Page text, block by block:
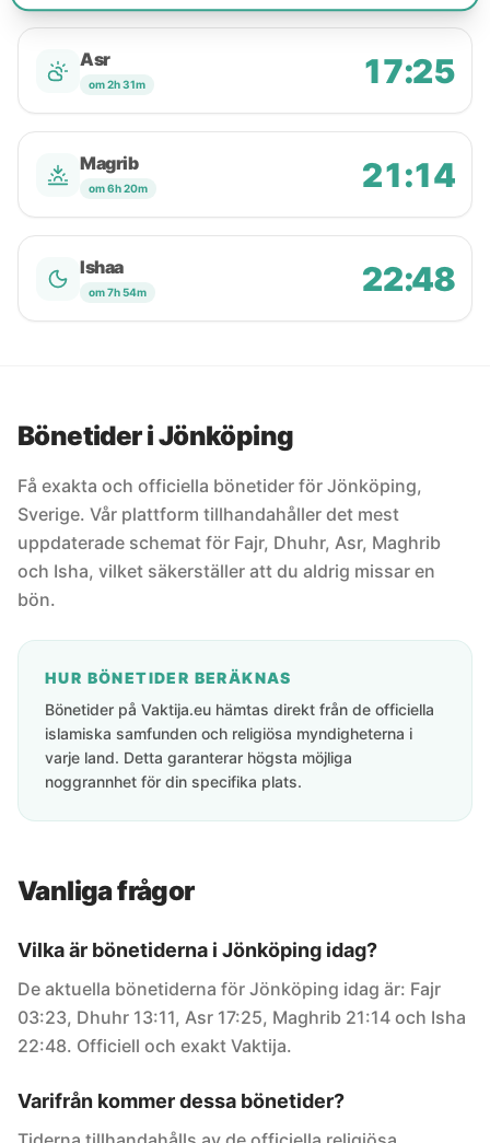
Asr
om 2h 31m 17:25
Magrib
om 6h 20m 21:14
Ishaa
om 7h 54m 22:48
Bönetider i Jönköping
Få exakta och officiella bönetider för Jönköping,
Sverige. Vår plattform tillhandahåller det mest
uppdaterade schemat för Fajr, Dhuhr, Asr, Maghrib
och Isha, vilket säkerställer att du aldrig missar en
bön.
HUR BÖNETIDER BERÄKNAS
Bönetider på Vaktija.eu hämtas direkt från de officiella
islamiska samfunden och religiösa myndigheterna i
varje land. Detta garanterar högsta möjliga
noggrannhet för din specifika plats.
Vanliga frågor
Vilka är bönetiderna i Jönköping idag?
De aktuella bönetiderna för Jönköping idag är: Fajr
03:23, Dhuhr 13:11, Asr 17:25, Maghrib 21:14 och Isha
22:48. Officiell och exakt Vaktija.
Varifrån kommer dessa bönetider?